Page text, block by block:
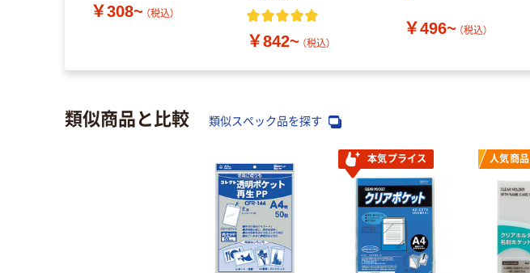
￥308~ （税込）
￥842~ （税込）
￥496~ （税込）
類似商品と比較 類似スペック品を探す
本気プライス 人気商品